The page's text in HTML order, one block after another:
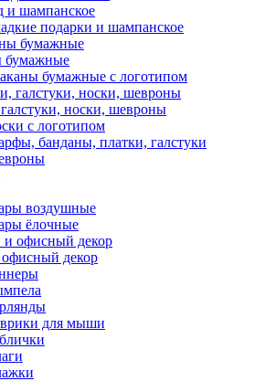
и шампанское
подарки и шампанское
бумажные
бумажные с логотипом
носки, шевроны
с логотипом
банданы, платки, галстуки
воздушные
ёлочные
декор
для мыши